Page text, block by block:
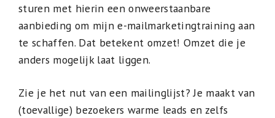
sturen met hierin een onweerstaanbare
aanbieding om mijn e-mailmarketingtraining aan
te schaffen. Dat betekent omzet! Omzet die je
anders mogelijk laat liggen.
Zie je het nut van een mailinglijst? Je maakt van
(toevallige) bezoekers warme leads en zelfs